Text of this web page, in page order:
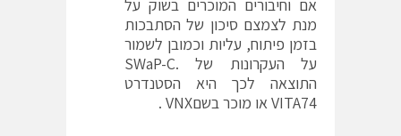
אם וחיבורים המוכרים בשוק על
מנת לצמצם סיכון של הסתבכות
בזמן פיתוח, עליות וכמובן לשמור
על העקרונות של .SWaP-C
התוצאה לכך היא הסטנדרט
VITA74 או מוכר בשםVNX .